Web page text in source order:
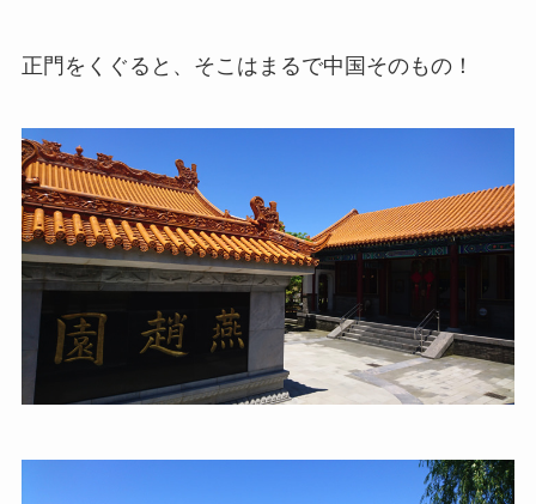
正門をくぐると、そこはまるで中国そのもの！